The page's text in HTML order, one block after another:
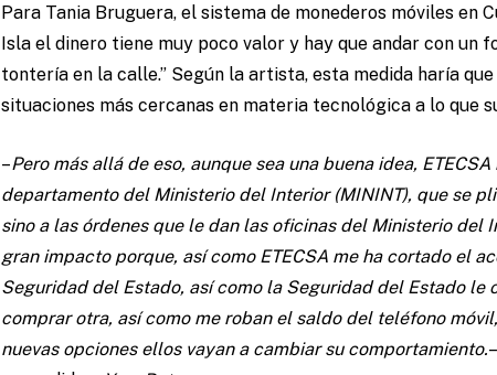
Para Tania Bruguera, el sistema de monederos móviles en
Isla el dinero tiene muy poco valor y hay que andar con
tontería en la calle.” Según la artista, esta medida haría
situaciones más cercanas en materia tecnológica a lo que
–Pero más allá de eso, aunque sea una buena idea,
departamento del Ministerio del Interior (MININT), que se
sino a las órdenes que le dan las oficinas del Ministerio del
gran impacto porque, así como ETECSA me ha cortado el
Seguridad del Estado, así como la Seguridad del Estado le
comprar otra, así como me roban el saldo del teléfono
nuevas opciones ellos vayan a cambiar su comportamiento.